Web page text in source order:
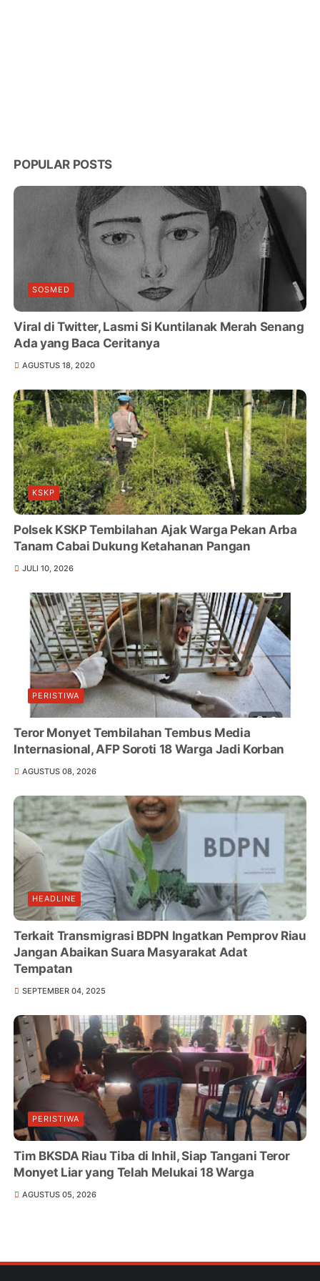
POPULAR POSTS
SOSMED
Viral di Twitter, Lasmi Si Kuntilanak Merah Senang
Ada yang Baca Ceritanya
AGUSTUS 18, 2020
KSKP
Polsek KSKP Tembilahan Ajak Warga Pekan Arba
Tanam Cabai Dukung Ketahanan Pangan
JULI 10, 2026
PERISTIWA
Teror Monyet Tembilahan Tembus Media
Internasional, AFP Soroti 18 Warga Jadi Korban
AGUSTUS 08, 2026
HEADLINE
Terkait Transmigrasi BDPN Ingatkan Pemprov Riau
Jangan Abaikan Suara Masyarakat Adat
Tempatan
SEPTEMBER 04, 2025
PERISTIWA
Tim BKSDA Riau Tiba di Inhil, Siap Tangani Teror
Monyet Liar yang Telah Melukai 18 Warga
AGUSTUS 05, 2026